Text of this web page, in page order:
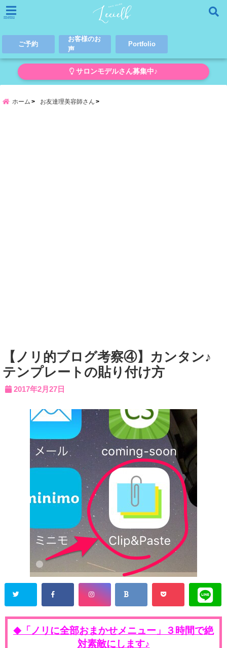
menu
ご予約
お客様のお
声
Portfolio
サロンモデルさん募集中♪
ホーム お友達理美容師さん
【ノリ的ブログ考察④】カンタン♪
テンプレートの貼り付け方
2017年2月27日
◆
「ノリに全部おまかせメニュー」３時間で絶
対素敵にします♪